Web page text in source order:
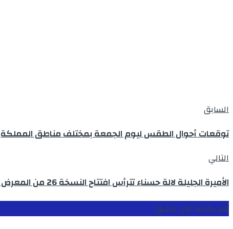
السابق
توقعات أحوال الطقس ليوم الجمعة بمختلف مناطق المملكة
التالي
الأميرة الجليلة لالة حسناء تترأس افتتاح النسخة 26 من المعرض الدولي للكتاب بالدار البيضاء
قم بكتابة اول تعليق